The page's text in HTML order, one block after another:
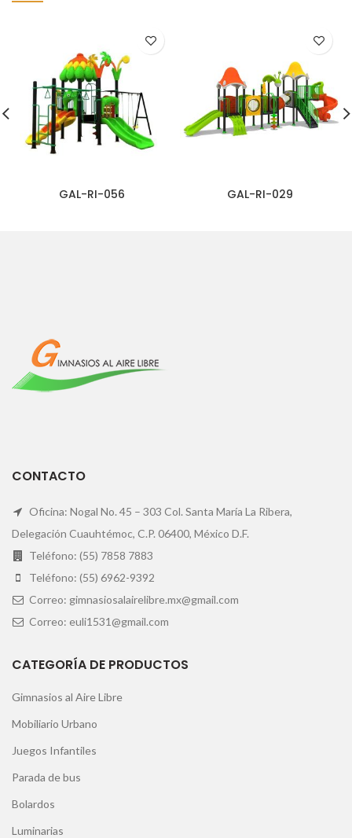
GAL-RI-056 GAL-RI-029
CONTACTO
Oficina: Nogal No. 45 – 303 Col. Santa María La Ribera,
Delegación Cuauhtémoc, C.P. 06400, México D.F.
Teléfono: (55) 7858 7883
Teléfono: (55) 6962-9392
Correo: gimnasiosalairelibre.mx@gmail.com
Correo: euli1531@gmail.com
CATEGORÍA DE PRODUCTOS
Gimnasios al Aire Libre
Mobiliario Urbano
Juegos Infantiles
Parada de bus
Bolardos
Luminarias